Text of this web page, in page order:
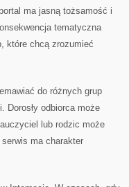
ma jasną tożsamość i
tematyczna
które chcą zrozumieć
do różnych grup
Dorosły odbiorca może
lub rodzic może
ma charakter